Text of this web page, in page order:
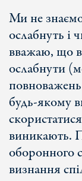
Ми не
ослабнуть і
вважаю, що
ослабнути
будь-якому
виникають.
оборонного
визнання